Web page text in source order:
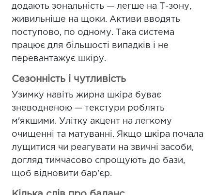
додають зональність — легше на Т-зону,
живильніше на щоки. Активи вводять
поступово, по одному. Така система
працює для більшості випадків і не
перевантажує шкіру.
Сезонність і чутливість
Узимку навіть жирна шкіра буває
зневодненою — текстури роблять
м'якшими. Улітку акцент на легкому
очищенні та матуванні. Якщо шкіра почала
лущитися чи реагувати на звичні засоби,
догляд тимчасово спрощують до бази,
щоб відновити бар'єр.